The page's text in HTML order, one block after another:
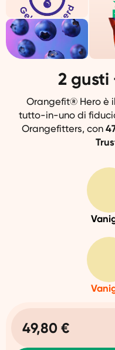
2 gusti
Orangefit® Hero è
tutto-in-uno di
Orangefitters, con
49,80 €